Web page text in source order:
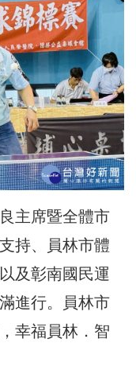
主席暨全體市
持、員林市體
及彰南國民運
進行。員林市
幸福員林．智